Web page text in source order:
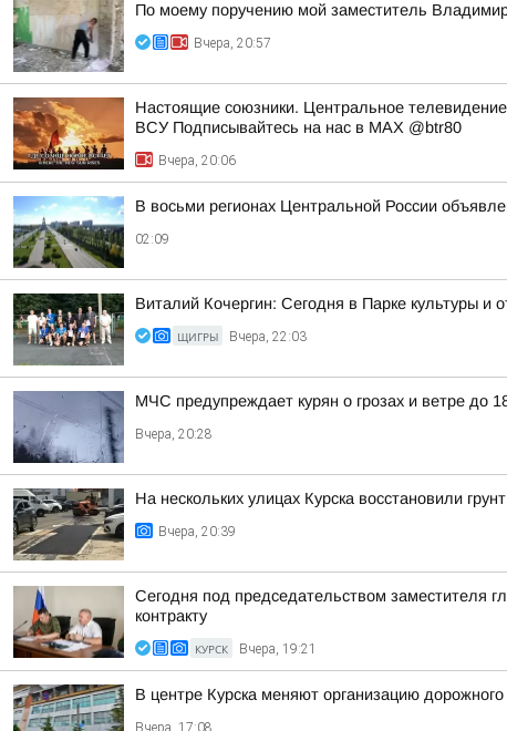
По моему поручению мой заместитель Владимир
Вчера, 20:57
Настоящие союзники. Центральное
ВСУ Подписывайтесь на нас в MAX @btr80
Вчера, 20:06
В восьми регионах Центральной России
02:09
Виталий Кочергин: Сегодня в Парке культуры
ЩИГРЫ Вчера, 22:03
МЧС предупреждает курян о грозах и ветре до
Вчера, 20:28
На нескольких улицах Курска восстановили грунт
Вчера, 20:39
Сегодня под председательством заместителя
контракту
КУРСК Вчера, 19:21
В центре Курска меняют организацию
Вчера, 17:08